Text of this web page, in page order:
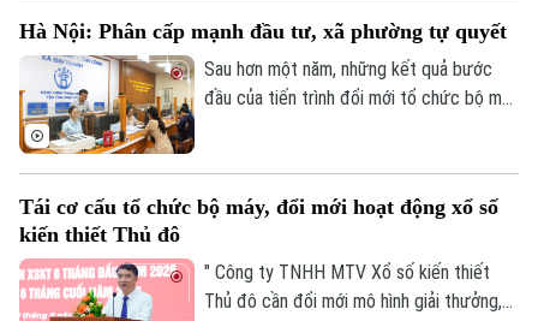
Hà Nội: Phân cấp mạnh đầu tư, xã phường tự quyết
Sau hơn một năm, những kết quả bước
đầu của tiến trình đổi mới tổ chức bộ máy
tổ chức, mà là bước chuyển căn bản tổ
trúc mô hình quản trị của thành phố Hà
Nội.
Tái cơ cấu tổ chức bộ máy, đổi mới hoạt động xổ số
kiến thiết Thủ đô
" Công ty TNHH MTV Xổ số kiến thiết
Thủ đô cần đổi mới mô hình giải thưởng,